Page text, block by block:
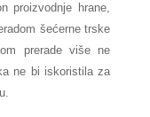
proizvodnje hrane,
šećerne trske
prerade više ne
ne bi iskoristila za